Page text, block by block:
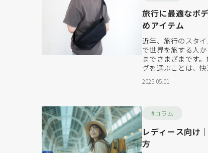
旅行に最適なボ
めアイテム
近年、旅行のスタ
で世界を旅する人
までさまざまです
グを選ぶことは、
トとなります。数
バッグは旅行に最適
グやウエストポ...
2025.05.01
#コラム
レディース向け
方